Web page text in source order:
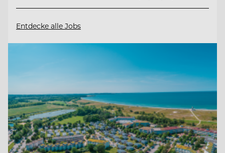
Entdecke alle Jobs